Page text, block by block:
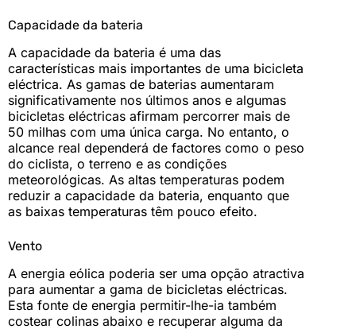
Capacidade da bateria
A capacidade da bateria é uma das
características mais importantes de uma bicicleta
eléctrica. As gamas de baterias aumentaram
significativamente nos últimos anos e algumas
bicicletas eléctricas afirmam percorrer mais de
50 milhas com uma única carga. No entanto, o
alcance real dependerá de factores como o peso
do ciclista, o terreno e as condições
meteorológicas. As altas temperaturas podem
reduzir a capacidade da bateria, enquanto que
as baixas temperaturas têm pouco efeito.
Vento
A energia eólica poderia ser uma opção atractiva
para aumentar a gama de bicicletas eléctricas.
Esta fonte de energia permitir-lhe-ia também
costear colinas abaixo e recuperar alguma da